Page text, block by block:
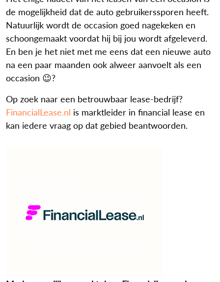
de mogelijkheid dat de auto gebruikerssporen heeft.
Natuurlijk wordt de occasion goed nagekeken en
schoongemaakt voordat hij bij jou wordt afgeleverd.
En ben je het niet met me eens dat een nieuwe auto
na een paar maanden ook alweer aanvoelt als een
occasion 😉?
Op zoek naar een betrouwbaar lease-bedrijf?
FinancialLease.nl is marktleider in financial lease en
kan iedere vraag op dat gebied beantwoorden.